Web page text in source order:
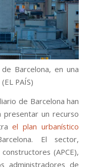
Barcelona, en una
(EL PAÍS)
de Barcelona han
un recurso
el plan urbanístico
El sector,
(APCE),
administradores de